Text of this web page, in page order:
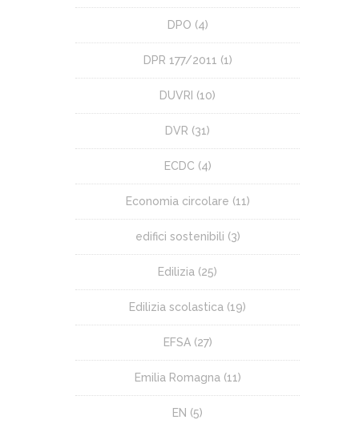
DPO (4)
DPR 177/2011 (1)
DUVRI (10)
DVR (31)
ECDC (4)
Economia circolare (11)
edifici sostenibili (3)
Edilizia (25)
Edilizia scolastica (19)
EFSA(27)
Emilia Romagna (11)
EN (5)